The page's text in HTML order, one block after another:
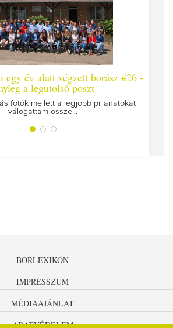
egy év alatt végzett borász #26 -
a legutolsó poszt
fotók mellett a legjobb pillanatokat
válogattam össze...
BORLEXIKON
IMPRESSZUM
MÉDIAAJÁNLAT
ADATVÉDELEM